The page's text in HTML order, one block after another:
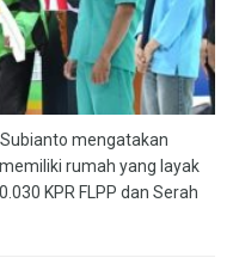
mengatakan
rumah yang layak
KPR FLPP dan Serah